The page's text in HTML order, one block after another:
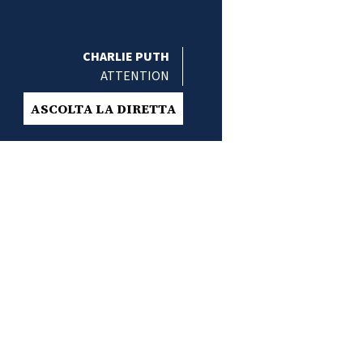
CHARLIE PUTH
ATTENTION
ASCOLTA LA DIRETTA